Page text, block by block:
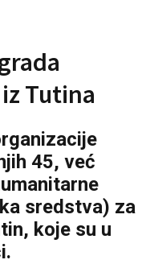
Tutina
45, već
sredstva) za
koje su u